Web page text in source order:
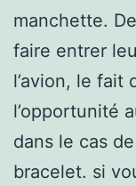
manchette.
faire entrer
l’avion, le fait
l’opportunité
dans le cas
bracelet. si